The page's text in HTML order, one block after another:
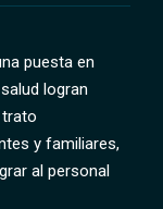
puesta en
logran
y familiares,
al personal